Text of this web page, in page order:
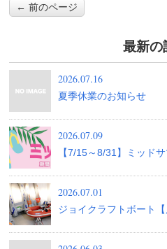
← 前のページ
最新の
2026.07.16
夏季休業のお知らせ
2026.07.09
【7/15～8/31】ミッド
2026.07.01
ジョイクラフトボート